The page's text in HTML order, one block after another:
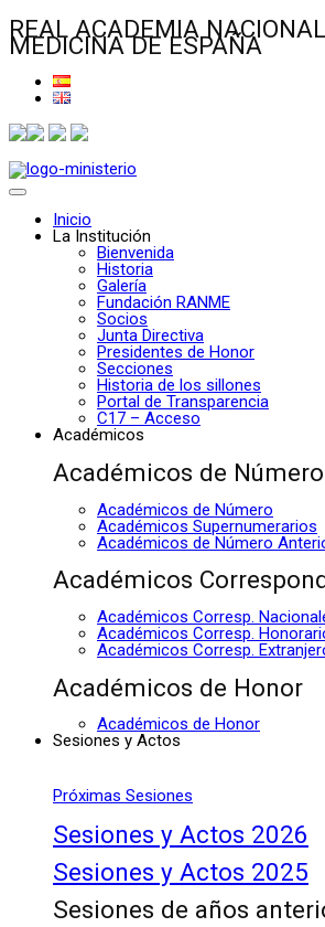
REAL ACADEMIA
MEDICINA DE ESPAÑA
Inicio
La Institución
Bienvenida
Historia
Galería
Fundación RANME
Socios
Junta Directiva
Presidentes de Honor
Secciones
Historia de los sillones
Portal de Transparencia
C17 – Acceso
Académicos
Académicos de Número
Académicos de Número
Académicos Supernumerarios
Académicos de Número
Académicos
Académicos Corresp.
Académicos Corresp.
Académicos Corresp.
Académicos de Honor
Académicos de Honor
Sesiones y Actos
Próximas Sesiones
Sesiones y Actos 2026
Sesiones y Actos 2025
Sesiones de años